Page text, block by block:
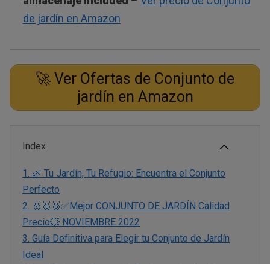
de jardín en Amazon
🚀 Ver Ofertas de Conjunto de
jardín en Amazon
Index
1. 🌿 Tu Jardín, Tu Refugio: Encuentra el Conjunto
Perfecto
2.
🥇🥈🥉✅Mejor CONJUNTO DE JARDÍN Calidad
Precio💥 NOVIEMBRE 2022
3. Guía Definitiva para Elegir tu Conjunto de Jardín
Ideal